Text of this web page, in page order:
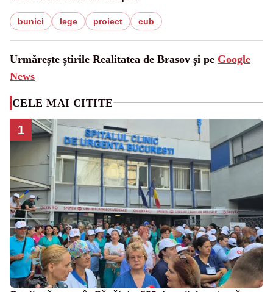
bunici lege proiect cub
Urmărește știrile Realitatea de Brasov și pe Google
News
CELE MAI CITITE
1